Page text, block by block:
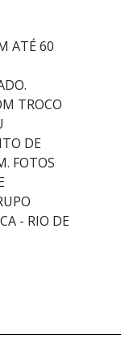
ATÉ 60
TROCO
DE
FOTOS
- RIO DE